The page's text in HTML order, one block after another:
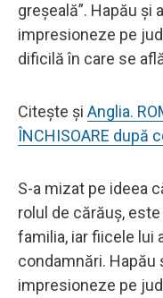
greşeală”. Hapău şi
impresioneze pe
dificilă în care se
Citește și Anglia.
ÎNCHISOARE după
S-a mizat pe ideea
rolul de cărăuş,
familia, iar fiicele lui
condamnări. Hapău
impresioneze pe